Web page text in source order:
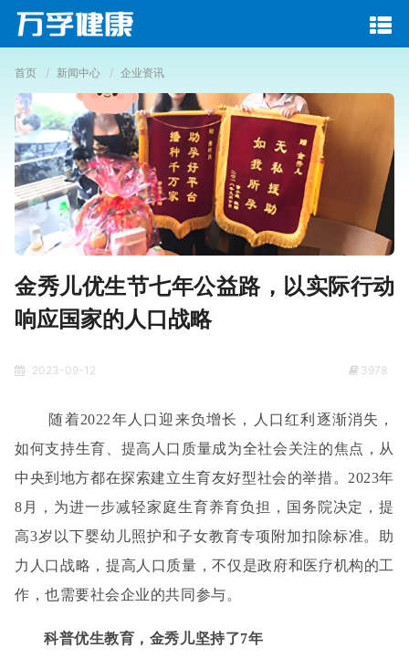
首页 新闻中心 企业资讯
金秀儿优生节七年公益路，以实际行动
响应国家的人口战略
2023-09-12 3978
随着2022年人口迎来负增长，人口红利逐渐消失 ，
如何支持生育
提高人口质量成为全社会关注的焦点，从
中央到地方都在探索建立生育友好型社会的举措。 2023年
8月， 为进一步减轻家庭生育养育负担，国务院决定，提
高3岁以下婴幼儿照护和子女教育专项附加扣除标准。 助
力人口战略，提高人口质量，不仅是政府和医疗机构的工
作 ，也需要社会企业的共同参与。
科普优生教育，金秀儿坚持了7年